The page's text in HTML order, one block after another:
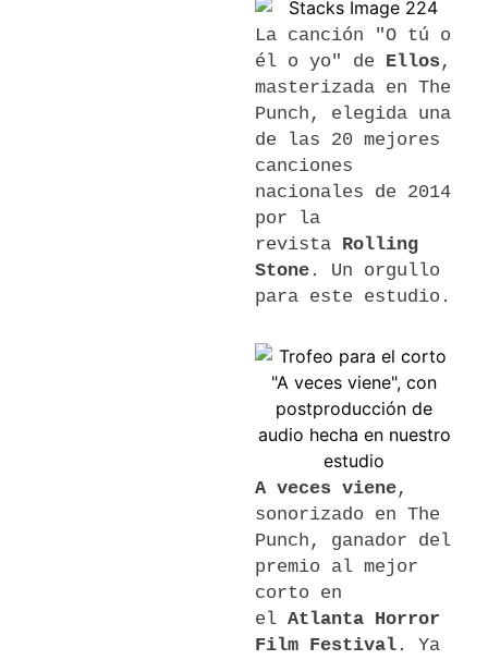
La canción "O tú o
él o yo" de Ellos,
masterizada en The
Punch, elegida una
de las 20 mejores
canciones
nacionales de 2014
por la
revista Rolling
Stone . Un orgullo
para este estudio.
A veces viene,
sonorizado en The
Punch, ganador del
premio al mejor
corto en
el Atlanta Horror
Film Festival . Ya